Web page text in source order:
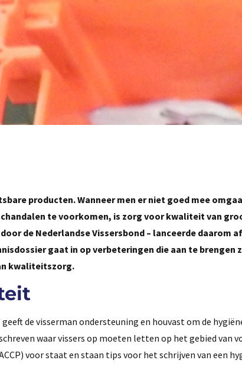
producten. Wanneer men er niet goed mee
te voorkomen, is zorg voor kwaliteit van
de Nederlandse Vissersbond – lanceerde daarom
gaat in op verbeteringen die aan te brengen
kwaliteitszorg.
de visserman ondersteuning en houvast om de
waar vissers op moeten letten op het gebied van
voor staat en staan tips voor het schrijven van een